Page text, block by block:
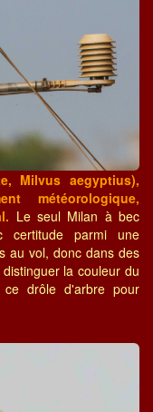
Milvus aegyptius),
météorologique,
Le seul Milan à bec
certitude parmi une
au vol, donc dans des
la couleur du
ce drôle d'arbre pour